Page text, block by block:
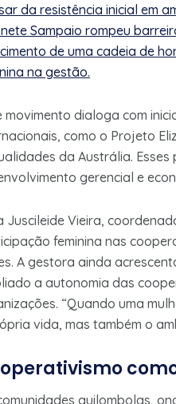
da resistência inicial em
Sampaio rompeu
de uma cadeia de
na gestão.
movimento dialoga com
como o Projeto
da Austrália.
gerencial e
Juscileide Vieira,
feminina nas
A gestora ainda
a autonomia das
“Quando uma
vida, mas também o
quilombolas,